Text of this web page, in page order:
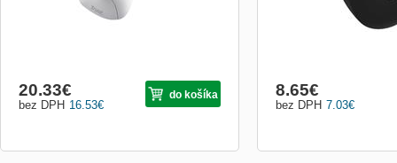
16.53€
bez DPH
20.33€ do košíka
7.03€
bez DPH
8.65€